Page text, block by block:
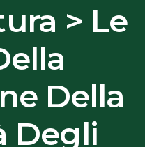
> Le
Della
Degli